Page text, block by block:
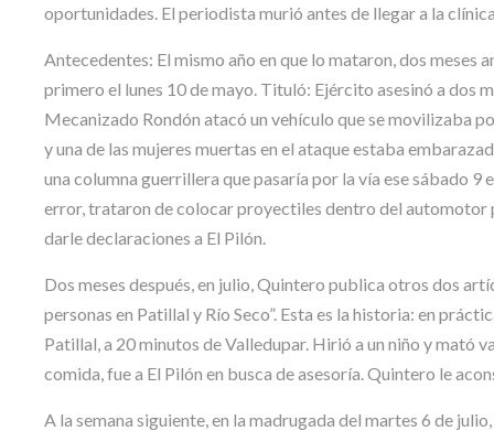
oportunidades. El periodista murió antes de llegar a la
Antecedentes: El mismo año en que lo mataron, dos
primero el lunes 10 de mayo. Tituló: Ejército asesinó a dos
Mecanizado Rondón atacó un vehículo que se movilizaba
y una de las mujeres muertas en el ataque estaba
una columna guerrillera que pasaría por la vía ese sábado
error, trataron de colocar proyectiles dentro del automotor
darle declaraciones a El Pilón.
Dos meses después, en julio, Quintero publica otros dos
personas en Patillal y Río Seco”. Esta es la historia: en
Patillal, a 20 minutos de Valledupar. Hirió a un niño y mató
comida, fue a El Pilón en busca de asesoría. Quintero le
A la semana siguiente, en la madrugada del martes 6 de